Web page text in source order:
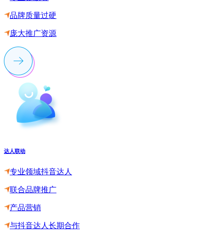
品牌质量过硬
庞大推广资源
达人联动
专业领域抖音达人
联合品牌推广
产品营销
与抖音达人长期合作